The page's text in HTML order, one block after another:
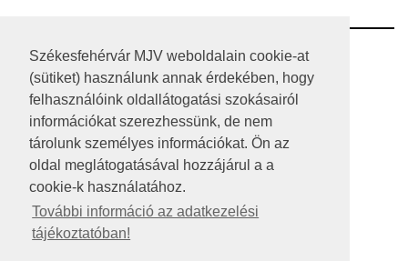
Székesfehérvár MJV weboldalain cookie-at
(sütiket) használunk annak érdekében, hogy
felhasználóink oldallátogatási szokásairól
információkat szerezhessünk, de nem
tárolunk személyes információkat. Ön az
oldal meglátogatásával hozzájárul a a
cookie-k használatához.
További információ az adatkezelési
tájékoztatóban!
RSS
A HONLAP 2017.03.31-I ÁLLAPOTA
JOGI NYILATKOZAT
IMPRESSZUM
KÖZÉRDEKŰ ADATOK